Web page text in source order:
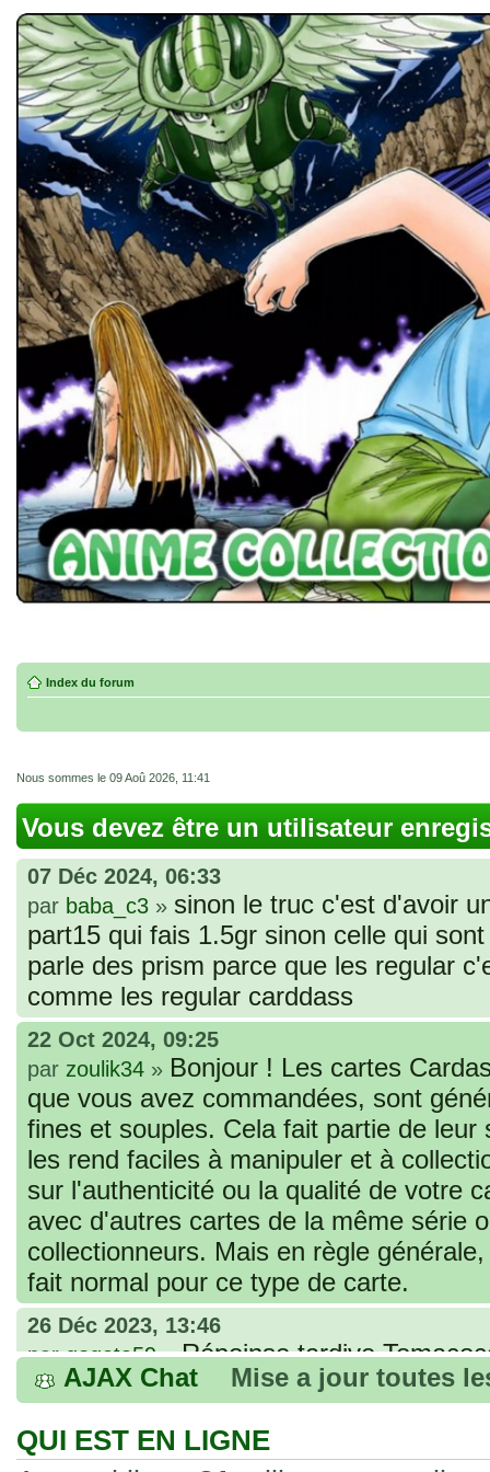
Index du forum
Nous sommes le 09 Aoû 2026, 11:41
Vous devez être un utilisateur
07 Déc 2024, 06:33
par baba_c3 » sinon le truc c'est d'avoir
part15 qui fais 1.5gr sinon celle qui
parle des prism parce que les regular
comme les regular carddass
22 Oct 2024, 09:25
par zoulik34 » Bonjour ! Les cartes
que vous avez commandées, sont
fines et souples. Cela fait partie de
les rend faciles à manipuler et à
sur l'authenticité ou la qualité de votre
avec d'autres cartes de la même série
collectionneurs. Mais en règle
fait normal pour ce type de carte.
26 Déc 2023, 13:46
pargogeta59»Répoinse tardive
acheter une réédition de cette Hondan ?
02 Juin 2023, 14:17
parTomacoco»Bonjour j'ai commandé
AJAX Chat Mise a jour toutes
QUI EST EN LIGNE